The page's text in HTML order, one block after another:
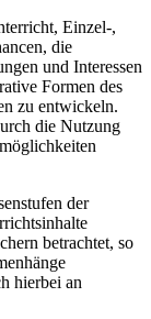
Einzel-,
die
und Interessen
Formen des
zu entwickeln.
die Nutzung
der
betrachtet, so
hierbei an